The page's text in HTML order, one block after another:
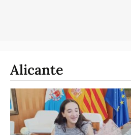
Alicante